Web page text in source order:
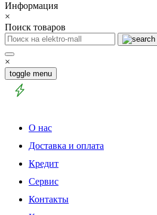
Информация
×
Поиск товаров
×
toggle menu
О нас
Доставка и оплата
Кредит
Сервис
Контакты